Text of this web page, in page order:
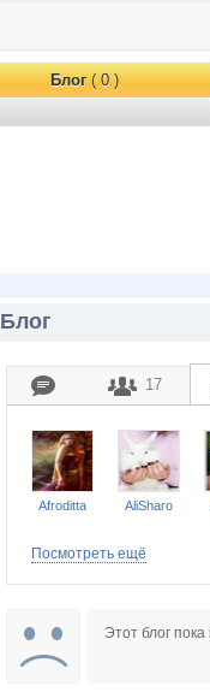
Блог( 0 )
Блог
17
Afroditta AliSharo
Посмотреть ещё
Этот блог